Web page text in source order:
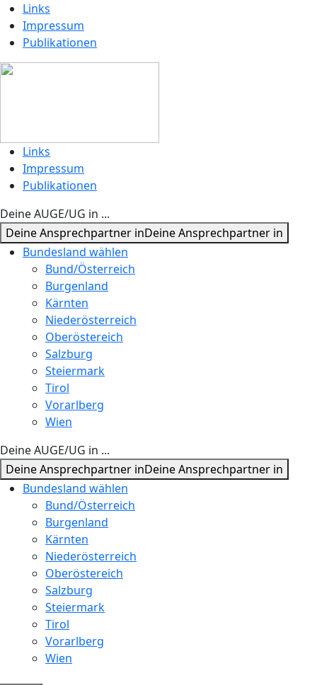
Links
Impressum
Publikationen
Links
Impressum
Publikationen
Deine AUGE/UG in ...
Deine Ansprechpartner inDeine Ansprechpartner in
Bundesland wählen
Bund/Österreich
Burgenland
Kärnten
Niederösterreich
Oberöstereich
Salzburg
Steiermark
Tirol
Vorarlberg
Wien
Deine AUGE/UG in ...
Deine Ansprechpartner inDeine Ansprechpartner in
Bundesland wählen
Bund/Österreich
Burgenland
Kärnten
Niederösterreich
Oberöstereich
Salzburg
Steiermark
Tirol
Vorarlberg
Wien